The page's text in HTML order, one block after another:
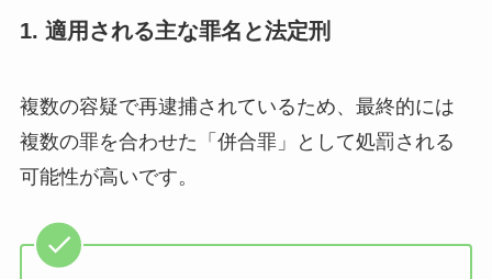
1. 適用される主な罪名と法定刑
複数の容疑で再逮捕されているため、最終的には
複数の罪を合わせた「併合罪」として処罰される
可能性が高いです。